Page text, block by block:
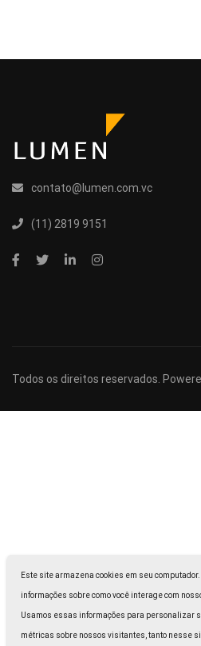
Este site armazena cookies em seu
informações sobre como você interage com
Usamos essas informações para personalizar
métricas sobre nossos visitantes, tanto nesse
contato@lumen.com.vc
(11) 2819 9151
Todos os direitos reservados.